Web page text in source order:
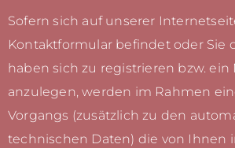
Sofern sich auf unserer
Kontaktformular befindet oder Sie
haben sich zu registrieren bzw. ein
anzulegen, werden im Rahmen
Vorgangs (zusätzlich zu den
technischen Daten) die von Ihnen